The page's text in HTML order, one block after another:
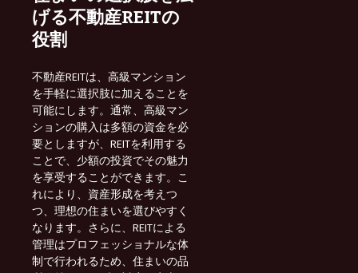
げる不動産REITの
役割
不動産REITは、高級マンション
を手軽に選択肢に加えることを
可能にします。通常、高級マン
ションの購入は多額の資金を必
要としますが、REITを利用する
ことで、少額の投資でその魅力
を享受することができます。こ
れにより、資産形成を考えつ
つ、理想の住まいを選びやすく
なります。さらに、REITによる
管理はプロフェッショナルな体
制で行われるため、住まいの品